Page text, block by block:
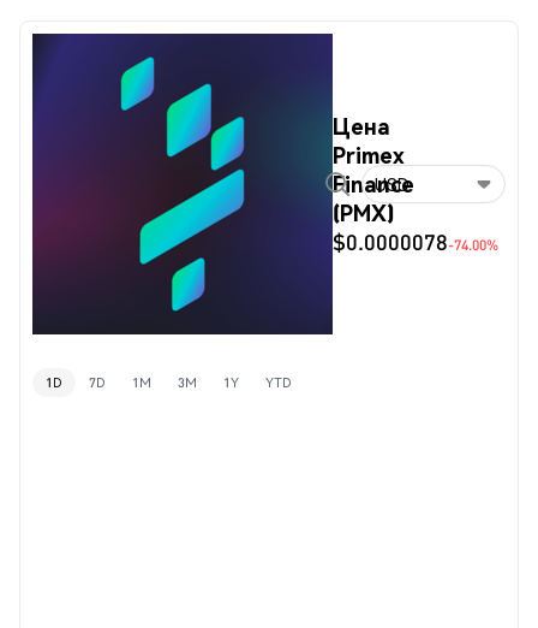
Цена
Primex
Finance
(PMX)
$0.0000078-74.00%
USD
1D 7D 1M 3M 1Y YTD